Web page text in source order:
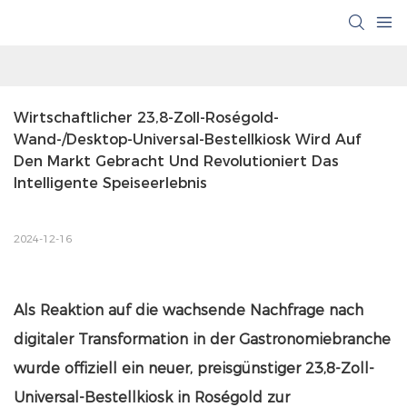
Wirtschaftlicher 23,8-Zoll-Roségold-
Wand-/Desktop-Universal-Bestellkiosk Wird Auf
Den Markt Gebracht Und Revolutioniert Das
Intelligente Speiseerlebnis
2024-12-16
Als Reaktion auf die wachsende Nachfrage nach
digitaler Transformation in der Gastronomiebranche
wurde offiziell ein neuer, preisgünstiger 23,8-Zoll-
Universal-Bestellkiosk in Roségold zur